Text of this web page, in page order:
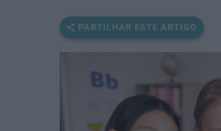
PARTILHAR ESTE ARTIGO